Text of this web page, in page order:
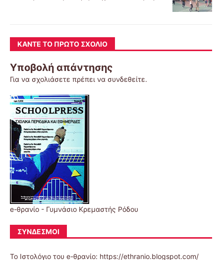
ΚΆΝΤΕ ΤΟ ΠΡΏΤΟ ΣΧΌΛΙΟ
Υποβολή απάντησης
Για να σχολιάσετε πρέπει να συνδεθείτε.
e-θρανίο - Γυμνάσιο Κρεμαστής Ρόδου
ΣΎΝΔΕΣΜΟΙ
Το Ιστολόγιο του e-θρανίο: https://ethranio.blogspot.com/